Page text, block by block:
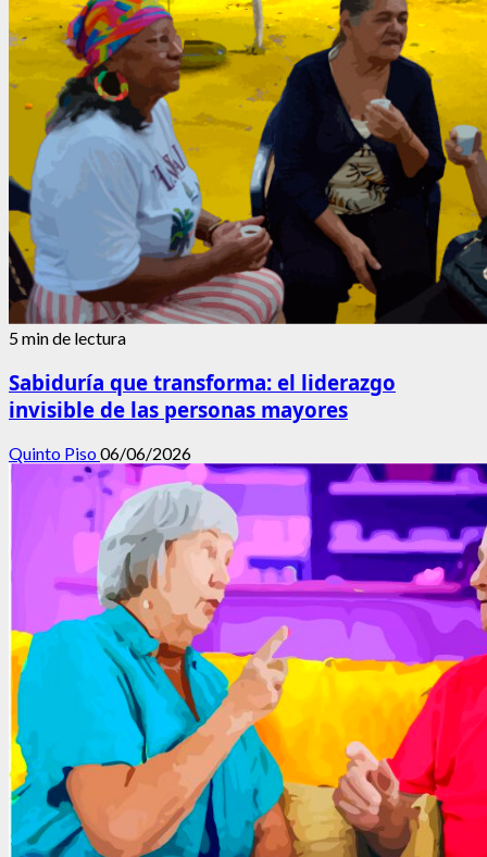
5 min de lectura
Sabiduría que transforma: el liderazgo
invisible de las personas mayores
Quinto Piso06/06/2026